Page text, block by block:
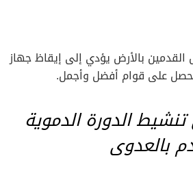
بالأرض يؤدي إلى إيقاظ جهاز
نحصل على قوام أفضل وأجمل.
الدورة الدموية
بالعدوى